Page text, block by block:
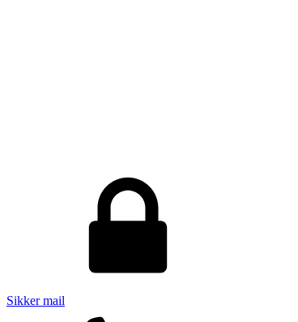
Sikker mail